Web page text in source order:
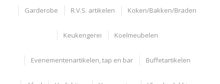
Garderobe R.V.S. artikelen Koken/Bakken/Braden
Keukengerei Koelmeubelen
Evenementenartikelen, tap en bar Buffetartikelen